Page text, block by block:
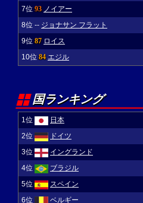
7位93 ノイアー
8位 -- ジョナサン フラット
9位87 ロイス
10位84 エジル
国ランキング
1位
日本
2位
ドイツ
3位
イングランド
4位
ブラジル
5位
スペイン
6位
ベルギー